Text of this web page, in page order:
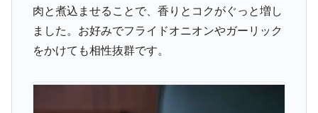
肉と煮込ませることで、香りとコクがぐっと増し
ました。お好みでフライドオニオンやガーリック
をかけても相性抜群です。